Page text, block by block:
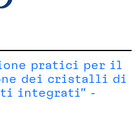
pratici per il
dei cristalli di
integrati" -